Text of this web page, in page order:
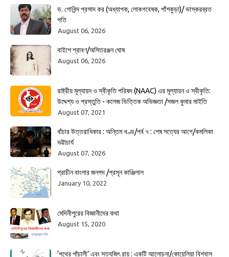
ড. গোবিন্দ প্রসাদ কর (অধ্যাপক, লোকগবেষক, পাঁশকুড়া)/ ভাস্করব্রত
পতি
August 06, 2026
বাইশে শ্রাবণ/অসিতরঞ্জন ঘোষ
August 06, 2026
রাষ্ট্রীয় মূল্যায়ন ও স্বীকৃতি পরিষদ (NAAC) এর মূল্যায়ন ও স্বীকৃতি:
উদ্দেশ্য ও প্রস্তুতি - কলেজ ভিত্তিক অভিজ্ঞতা /সজল কুমার মাইতি
August 07, 2021
বাঁচার উত্তরাধিকার : অন্তিম খণ্ড/পর্ব ৭ : শেষ সত্যের আগে/কমলিকা
ভট্টাচার্য
August 07, 2026
প্রাচীন বাংলার জনপদ /প্রসূন কাঞ্জিলাল
January 10, 2022
মেদিনীপুরের বিজ্ঞানীদের কথা
August 15, 2020
‘পথের পাঁচালী’ এবং সত্যজিৎ রায় : একটি আলোচনা/কোয়েলিয়া বিশ্বাস